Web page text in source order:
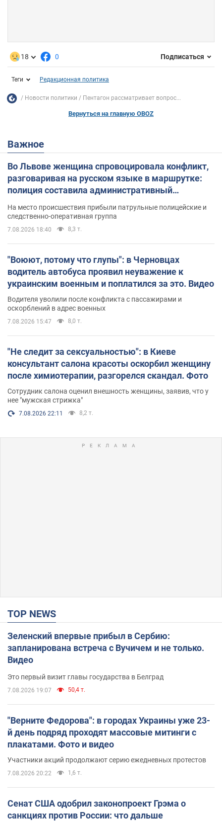
18 0 Подписаться
Теги Редакционная политика
Новости политики Пентагон рассматривает вопрос...
Вернуться на главную OBOZ
Важное
Во Львове женщина спровоцировала конфликт,
разговаривая на русском языке в маршрутке:
полиция составила административный
На место происшествия прибыли патрульные полицейские и
следственно-оперативная группа
7.08.2026 18:40 8,3 т.
"Воюют, потому что глупы": в Черновцах
водитель автобуса проявил неуважение к
украинским военным и поплатился за это. Видео
Водителя уволили после конфликта с пассажирами и
оскорблений в адрес военных
7.08.2026 15:47 8,0 т.
"Не следит за сексуальностью": в Киеве
консультант салона красоты оскорбил женщину
после химиотерапии, разгорелся скандал. Фото
Сотрудник салона оценил внешность женщины, заявив, что у
нее "мужская стрижка"
7.08.2026 22:11 8,2 т.
TOP NEWS
Зеленский впервые прибыл в Сербию:
запланирована встреча с Вучичем и не только.
Видео
Это первый визит главы государства в Белград
7.08.2026 19:07 50,4 т.
"Верните Федорова": в городах Украины уже 23-
й день подряд проходят массовые митинги с
плакатами. Фото и видео
Участники акций продолжают серию ежедневных протестов
7.08.2026 20:22 1,6 т.
Сенат США одобрил законопроект Грэма о
санкциях против России: что дальше